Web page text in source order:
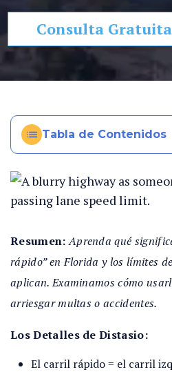
In
ry
n
or
a
Consulta Gratuita
Tabla de Contenidos
Resumen:Aprenda qué
rápido” en Florida y los límites
aplican. Examinamos cómo
arriesgar multas o accidentes.
Los Detalles de Distasio:
El carril rápido = el carril